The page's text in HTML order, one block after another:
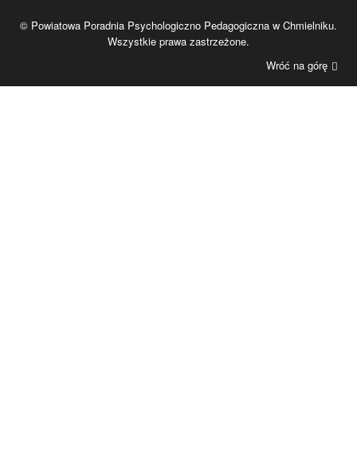
© Powiatowa Poradnia Psychologiczno Pedagogiczna w Chmielniku.
Wszystkie prawa zastrzeżone.
Wróć na górę